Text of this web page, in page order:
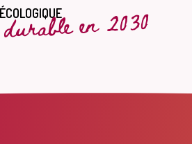
en 2030